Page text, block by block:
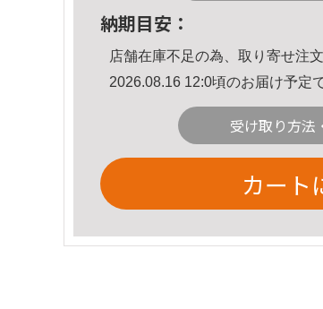
納期目安：
店舗在庫不足の為、取り寄せ注文
2026.08.16 12:0頃のお届け予定で
受け取り方法
カート